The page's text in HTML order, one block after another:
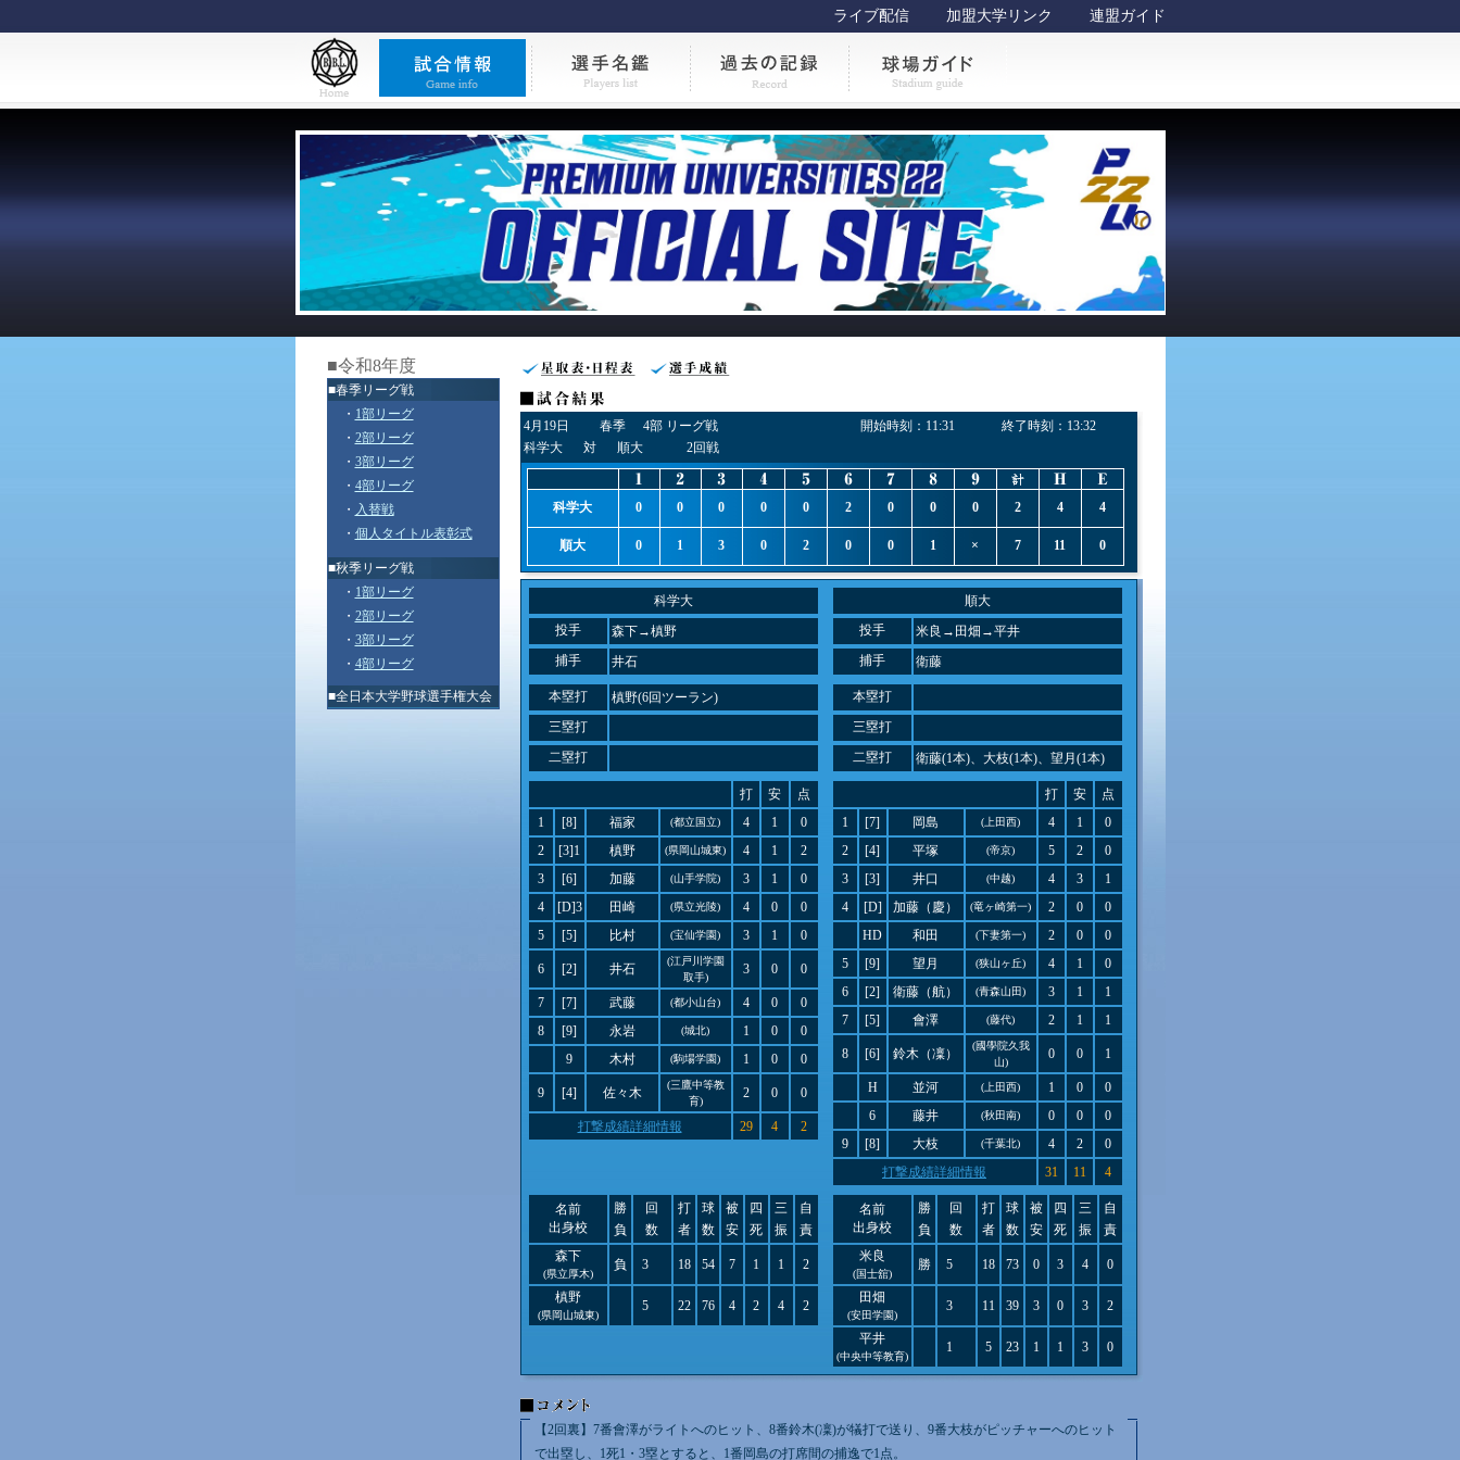
ライブ配信 加盟大学リンク 連盟ガイド
■令和8年度
■春季リーグ戦
・ 1部リーグ
・ 2部リーグ
・ 3部リーグ
・ 4部リーグ
・ 入替戦
・ 個人タイトル表彰式
■秋季リーグ戦
・ 1部リーグ
・ 2部リーグ
・ 3部リーグ
・ 4部リーグ
■全日本大学野球選手権大会
4月19日 春季 4部 リーグ戦 開始時刻： 11:31 終了時刻： 13:32
科学大
対 順大 2回戦
科学大 0 0 0 0 0 2 0 0 0 2 4 4
順大 0 1 3 0 2 0 0 1 × 7 11 0
科学大
投手
森下→槙野
順大
投手
米良→田畑→平井
捕手
井石 捕手 衛藤
本塁打 槙野(6回ツーラン)
本塁打
三塁打
三塁打
二塁打
二塁打 衛藤(1本)、大枝(1本)、望月(1本)
打 安
点
1
[8] 福家 (都立国立) 4 1
0
2
[3]1 槙野 (県岡山城東) 4 1
2
3
[6] 加藤 (山手学院) 3 1
0
4
[D]3 田崎 (県立光陵) 4 0
0
5
[5] 比村 (宝仙学園) 3 1 0
6 [2] 井石
(江戸川学園
取手)
3 0 0
7 [7] 武藤 (都小山台) 4 0
0
8
[9] 永岩 (城北) 1 0
0
9
木村 (駒場学園) 1 0 0
9 [4] 佐々木
(三鷹中等教
育)
2 0 0
打撃成績詳細情報 29 4 2
打 安
点
1
[7] 岡島 (上田西) 4 1
0
2
[4] 平塚 (帝京) 5 2
0
3
[3] 井口 (中越) 4 3
1
4
[D] 加藤（慶） (竜ヶ崎第一) 2 0
0
HD
和田 (下妻第一) 2 0
0
5
[9] 望月 (狭山ヶ丘) 4 1
0
6
[2] 衛藤（航） (青森山田) 3 1
1
7
[5] 會澤 (藤代) 2 1 1
8 [6] 鈴木（凜）
(國學院久我
山)
0 0 1
H 並河 (上田西) 1 0
0
6
藤井 (秋田南) 0 0
0
9
[8] 大枝 (千葉北) 4 2
0
打撃成績詳細情報
31 11 4
名前
出身校
勝
負
回
数
打
者
球
数
被
安
四
死
三
振
自
責
森下
(県立厚木)
負 3 18 54 7 1 1 2
槙野
(県岡山城東)
5 22 76 4 2 4 2
名前
出身校
勝
負
回
数
打
者
球
数
被
安
四
死
三
振
自
責
米良
(国士舘)
勝 5 18 73 0 3 4 0
田畑
(安田学園)
3 11 39 3 0 3 2
平井
(中央中等教育)
1 5 23 1 1 3 0
【2回裏】7番會澤がライトへのヒット、8番鈴木(凜)が犠打で送り、9番大枝がピッチャーへのヒット
で出塁し、1死1・3塁とすると、1番岡島の打席間の捕逸で1点。